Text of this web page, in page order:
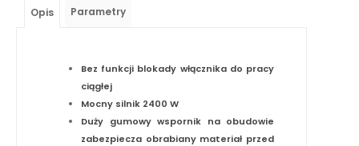
Opis Parametry
Bez funkcji blokady włącznika do pracy
ciągłej
Mocny silnik 2400 W
Duży gumowy wspornik na obudowie
zabezpiecza obrabiany materiał przed